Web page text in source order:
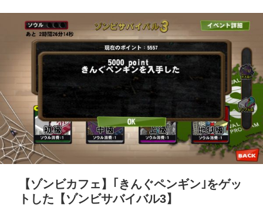
【ゾンビカフェ】｢きんぐペンギン｣をゲッ
トした【ゾンビサバイバル3】